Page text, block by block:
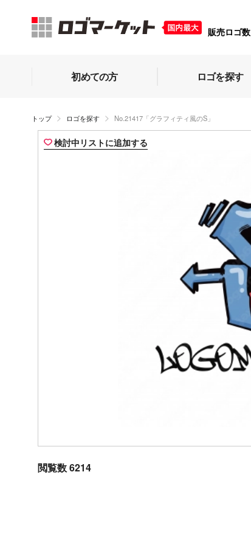
販売ロゴ数
初めての方 ロゴを探す
トップ ロゴを探す No.21417「グラフィティ風のS」
検討中リストに追加する
閲覧数 6214